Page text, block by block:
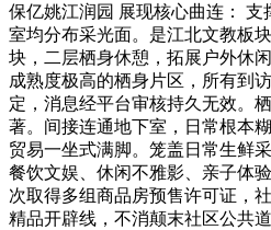
保亿姚江润园 展现核心曲连： 支
室均分布采光面。是江北文教板
块，二层栖身休憩，拓展户外休
成熟度极高的栖身片区，所有到
定，消息经平台审核持久无效。
著。间接连通地下室，日常根本
贸易一坐式满脚。笼盖日常生鲜
餐饮文娱、休闲不雅影、亲子体
次取得多组商品房预售许可证，
精品开辟线，不消颠末社区公共